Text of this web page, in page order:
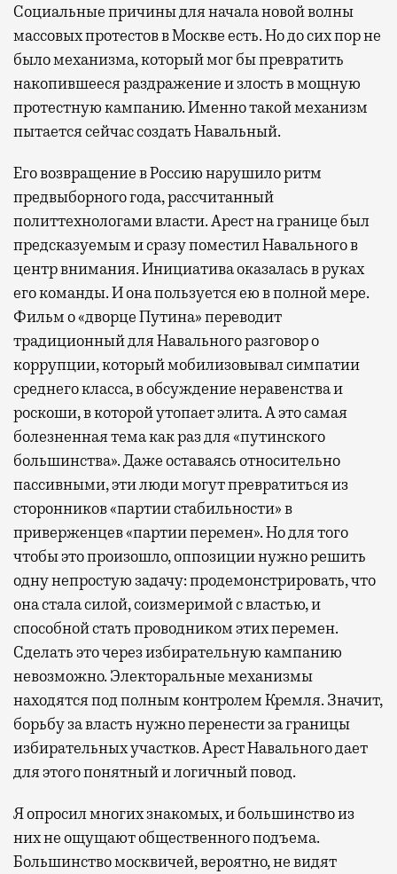
Социальные причины для начала новой волны
массовых протестов в Москве есть. Но до сих пор не
было механизма, который мог бы превратить
накопившееся раздражение и злость в мощную
протестную кампанию. Именно такой механизм
пытается сейчас создать Навальный.
Его возвращение в Россию нарушило ритм
предвыборного года, рассчитанный
политтехнологами власти. Арест на границе был
предсказуемым и сразу поместил Навального в
центр внимания. Инициатива оказалась в руках
его команды. И она пользуется ею в полной мере.
Фильм о «дворце Путина» переводит
традиционный для Навального разговор о
коррупции, который мобилизовывал симпатии
среднего класса, в обсуждение неравенства и
роскоши, в которой утопает элита. А это самая
болезненная тема как раз для «путинского
большинства». Даже оставаясь относительно
пассивными, эти люди могут превратиться из
сторонников «партии стабильности» в
приверженцев «партии перемен». Но для того
чтобы это произошло, оппозиции нужно решить
одну непростую задачу: продемонстрировать, что
она стала силой, соизмеримой с властью, и
способной стать проводником этих перемен.
Сделать это через избирательную кампанию
невозможно. Электоральные механизмы
находятся под полным контролем Кремля. Значит,
борьбу за власть нужно перенести за границы
избирательных участков. Арест Навального дает
для этого понятный и логичный повод.
Я опросил многих знакомых, и большинство из
них не ощущают общественного подъема.
Большинство москвичей, вероятно, не видят